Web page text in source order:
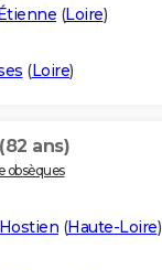
(Loire)
(Loire)
(82 ans)
obsèques
(Haute-Loire)